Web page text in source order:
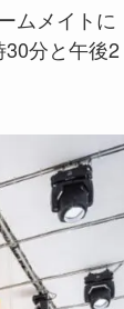
ムメイトに
分と午後2